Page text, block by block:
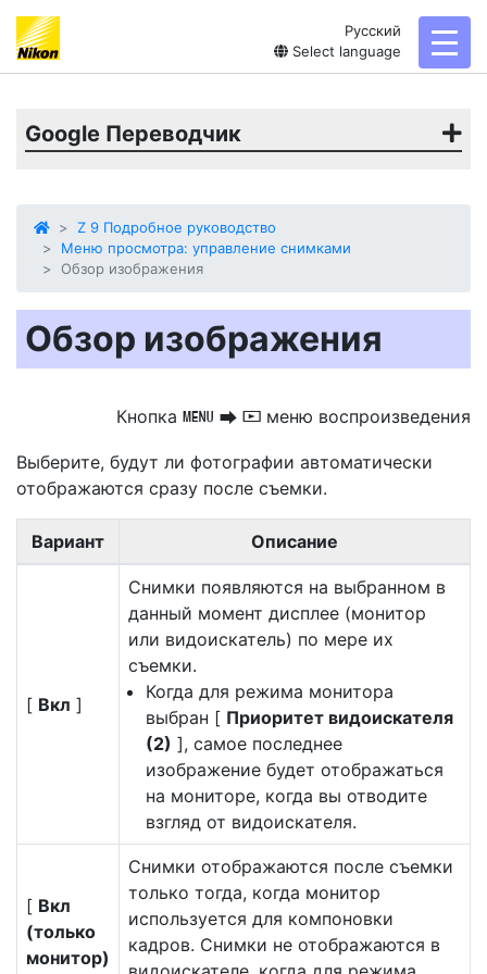
Русский
Select language
Google Переводчик
Z 9 Подробное руководство
Меню просмотра: управление снимками
Обзор изображения
Обзор изображения
Кнопка G U D меню воспроизведения
Выберите, будут ли фотографии автоматически
отображаются сразу после съемки.
Вариант Описание
[ Вкл ]
Снимки появляются на выбранном в
данный момент дисплее (монитор
или видоискатель) по мере их
съемки.
Когда для режима монитора
выбран [ Приоритет видоискателя
(2) ], самое последнее
изображение будет отображаться
на мониторе, когда вы отводите
взгляд от видоискателя.
[ Вкл
(только
монитор)
Снимки отображаются после съемки
только тогда, когда монитор
используется для компоновки
кадров. Снимки не отображаются в